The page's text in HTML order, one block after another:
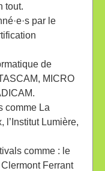
tout.
par le
de
MICRO
comme La
l’Institut Lumière,
comme : le
Ferrant